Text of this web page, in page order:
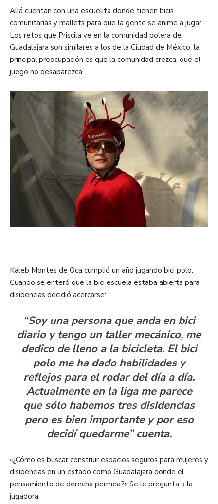
Allá cuentan con una escuelita donde tienen bicis
comunitarias y mallets para que la gente se anime a jugar.
Los retos que Priscila ve en la comunidad polera de
Guadalajara son similares a los de la Ciudad de México, la
principal preocupación es que la comunidad crezca, que el
juego no desaparezca.
Kaleb Montes de Oca cumplió un año jugando bici polo.
Cuando se enteró que la bici escuela estaba abierta para
disidencias decidió acercarse:
“Soy una persona que anda en bici
diario y tengo un taller mecánico, me
dedico de lleno a la bicicleta. El bici
polo me ha dado habilidades y
reflejos para el rodar del día a día.
Actualmente en la liga me parece
que sólo habemos tres disidencias
pero es bien importante y por eso
decidí quedarme” cuenta.
«¿Cómo es buscar construir espacios seguros para mujeres y
disidencias en un estado como Guadalajara donde el
pensamiento de derecha permea?» Se le pregunta a la
jugadora.